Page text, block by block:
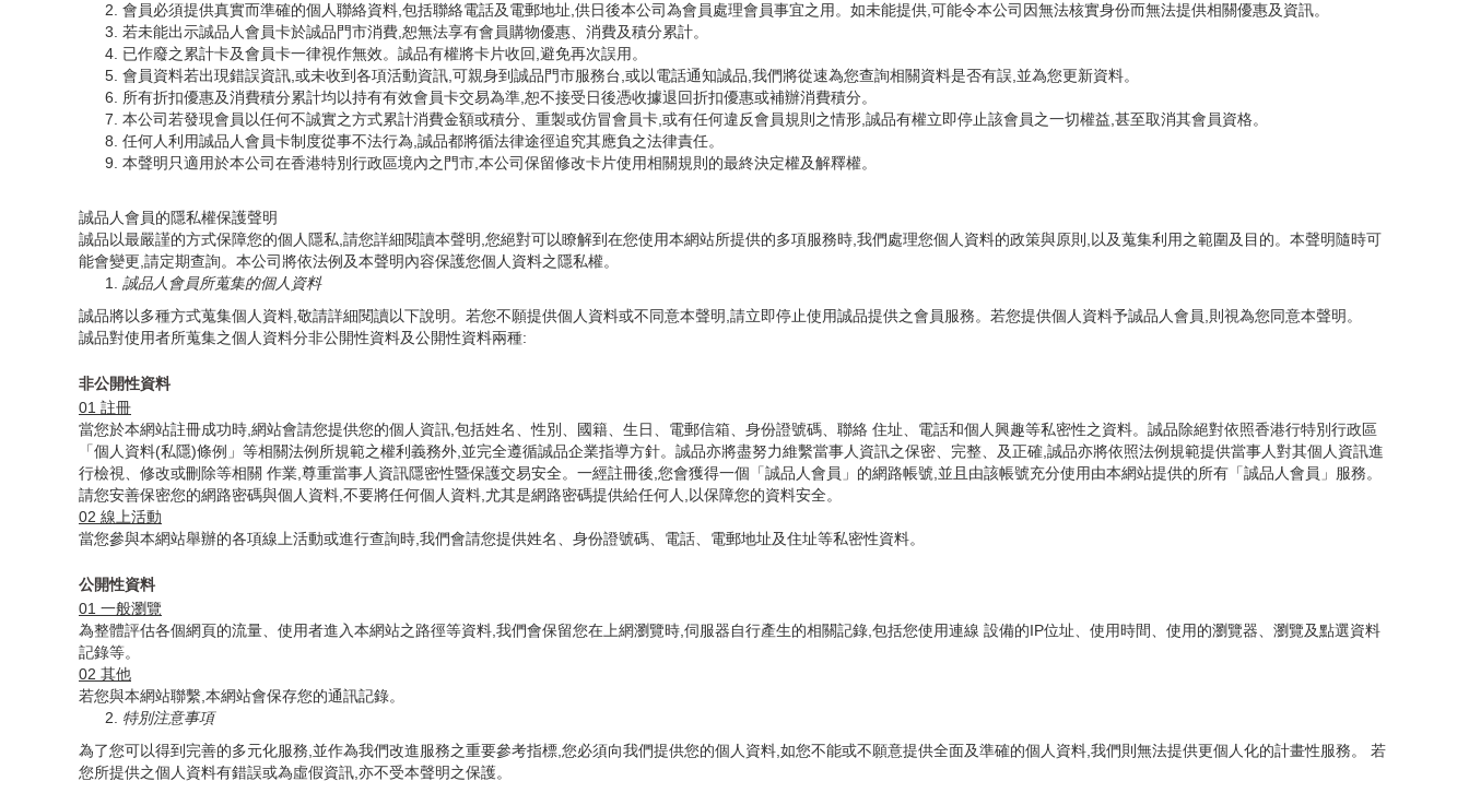
會員必須提供真實而準確的個人聯絡資料,包括聯絡電話及電郵地址,供日後本公司為會員處理會員事宜之用。如未能提供,可能令本公司因無法核實身份而無法提供相關優惠及資訊。
若未能出示誠品人會員卡於誠品門市消費,恕無法享有會員購物優惠、消費及積分累計。
已作廢之累計卡及會員卡一律視作無效。誠品有權將卡片收回,避免再次誤用。
會員資料若出現錯誤資訊,或未收到各項活動資訊,可親身到誠品門市服務台,或以電話通知誠品,我們將從速為您查詢相關資料是否有誤,並為您更新資料。
所有折扣優惠及消費積分累計均以持有有效會員卡交易為準,恕不接受日後憑收據退回折扣優惠或補辦消費積分。
本公司若發現會員以任何不誠實之方式累計消費金額或積分、重製或仿冒會員卡,或有任何違反會員規則之情形,誠品有權立即停止該會員之一切權益,甚至取消其會員資格。
任何人利用誠品人會員卡制度從事不法行為,誠品都將循法律途徑追究其應負之法律責任。
本聲明只適用於本公司在香港特別行政區境內之門市,本公司保留修改卡片使用相關規則的最終決定權及解釋權。
誠品人會員的隱私權保護聲明
誠品以最嚴謹的方式保障您的個人隱私,請您詳細閱讀本聲明,您絕對可以瞭解到在您使用本網站所提供的多項服務時,我們處理您個人資料的政策與原則,以及蒐集利用之範圍及目的。本聲明隨時可
能會變更,請定期查詢。本公司將依法例及本聲明內容保護您個人資料之隱私權。
誠品人會員所蒐集的個人資料
誠品將以多種方式蒐集個人資料,敬請詳細閱讀以下說明。若您不願提供個人資料或不同意本聲明,請立即停止使用誠品提供之會員服務。若您提供個人資料予誠品人會員,則視為您同意本聲明。
誠品對使用者所蒐集之個人資料分非公開性資料及公開性資料兩種:
非公開性資料
01 註冊
當您於本網站註冊成功時,網站會請您提供您的個人資訊,包括姓名、性別、國籍、生日、電郵信箱、身份證號碼、聯絡 住址、電話和個人興趣等私密性之資料。誠品除絕對依照香港行特別行政區
「個人資料(私隱)條例」等相關法例所規範之權利義務外,並完全遵循誠品企業指導方針。誠品亦將盡努力維繫當事人資訊之保密、完整、及正確,誠品亦將依照法例規範提供當事人對其個人資訊進
行檢視、修改或刪除等相關 作業,尊重當事人資訊隱密性暨保護交易安全。一經註冊後,您會獲得一個「誠品人會員」的網路帳號,並且由該帳號充分使用由本網站提供的所有「誠品人會員」服務。
請您安善保密您的網路密碼與個人資料,不要將任何個人資料,尤其是網路密碼提供給任何人,以保障您的資料安全。
02 線上活動
當您參與本網站舉辦的各項線上活動或進行查詢時,我們會請您提供姓名、身份證號碼、電話、電郵地址及住址等私密性資料。
公開性資料
01 一般瀏覽
為整體評估各個網頁的流量、使用者進入本網站之路徑等資料,我們會保留您在上網瀏覽時,伺服器自行產生的相關記錄,包括您使用連線 設備的IP位址、使用時間、使用的瀏覽器、瀏覽及點選資料
記錄等。
02 其他
若您與本網站聯繫,本網站會保存您的通訊記錄。
特別注意事項
為了您可以得到完善的多元化服務,並作為我們改進服務之重要參考指標,您必須向我們提供您的個人資料,如您不能或不願意提供全面及準確的個人資料,我們則無法提供更個人化的計畫性服務。 若
您所提供之個人資料有錯誤或為虛假資訊,亦不受本聲明之保護。